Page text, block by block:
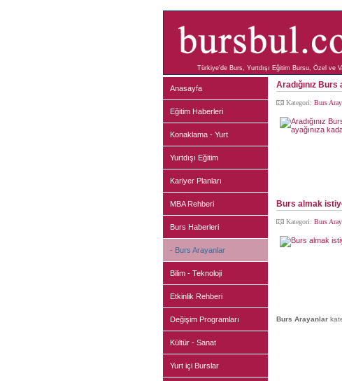
Türkiye'de Burs, Yurtdışı Eğitim Bursu, Özel ve
Anasayfa
Eğitim Haberleri
Konaklama - Yurt
Yurtdışı Eğitim
Kariyer Planları
MBA Rehberi
Burs Haberleri
- Burs Arayanlar
Bilim - Teknoloji
Etkinlik Rehberi
Değişim Programları
Kültür - Sanat
Yurt içi Burslar
Aradığınız Burs
Kategori: Burs
Burs almak
Kategori: Burs
Burs Arayanlar